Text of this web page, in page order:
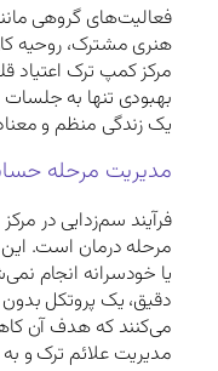
فعالیت‌های گروهی
هنری مشترک، روحیه
مرکز کمپ ترک اعتیاد
بهبودی تنها به
یک زندگی منظم و
مدیریت مرحله
فرآیند سم‌زدایی در
مرحله درمان است.
یا خودسرانه انجام
دقیق، یک پروتکل
می‌کنند که هدف آن
مدیریت علائم ترک و